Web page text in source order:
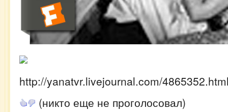
http://yanatvr.livejournal.com/
(никто еще не проголосовал)